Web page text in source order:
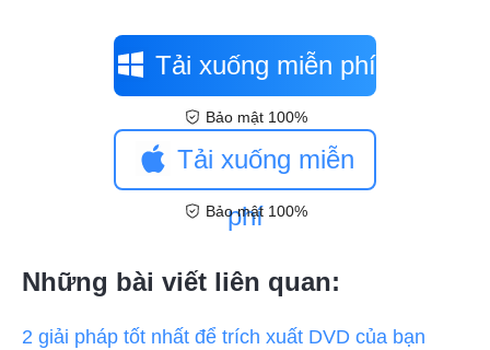
Tải xuống miễn phí
Bảo mật 100%
Tải xuống miễn
phí
Bảo mật 100%
Những bài viết liên quan:
2 giải pháp tốt nhất để trích xuất DVD của bạn